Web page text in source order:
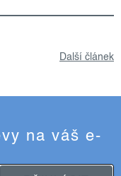
Další článek
na váš e-